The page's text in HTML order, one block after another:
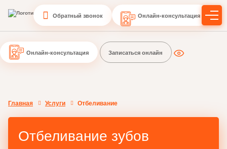
Обратный звонок Онлайн-консультация
Онлайн-консультация Записаться онлайн
Главная Услуги Отбеливание
Отбеливание зубов